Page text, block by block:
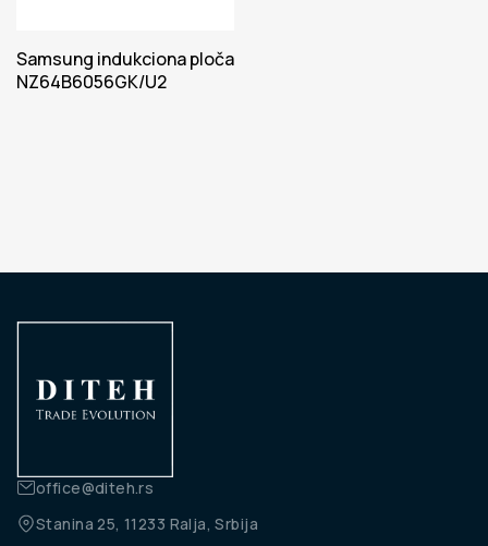
Samsung indukciona ploča
NZ64B6056GK/U2
office@diteh.rs
Stanina 25, 11233 Ralja, Srbija